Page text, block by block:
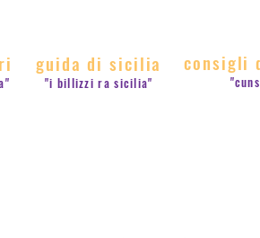
guida di sicilia
"i billizzi ra sicilia"
consigli